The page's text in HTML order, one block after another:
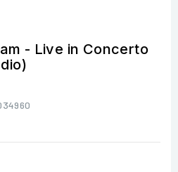
- Live in Concerto